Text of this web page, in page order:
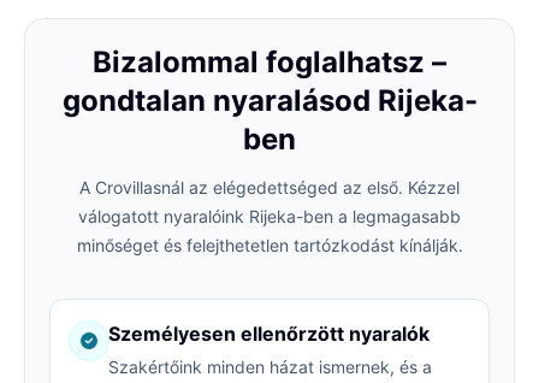
Bizalommal foglalhatsz –
gondtalan nyaralásod Rijeka-
ben
A Crovillasnál az elégedettséged az első. Kézzel
válogatott nyaralóink Rijeka-ben a legmagasabb
minőséget és felejthetetlen tartózkodást kínálják.
Személyesen ellenőrzött nyaralók
Szakértőink minden házat ismernek, és a